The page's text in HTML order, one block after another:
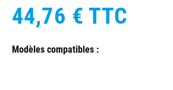
44,76 € TTC
Modèles compatibles :